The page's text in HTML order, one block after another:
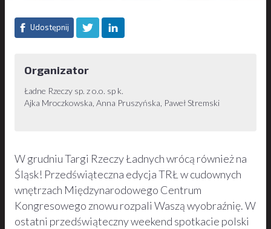
Udostępnij
Organizator
Ładne Rzeczy sp. z o.o. sp k.
Ajka Mroczkowska, Anna Pruszyńska, Paweł Stremski
W grudniu Targi Rzeczy Ładnych wrócą również na
Śląsk! Przedświąteczna edycja TRŁ w cudownych
wnętrzach Międzynarodowego Centrum
Kongresowego znowu rozpali Waszą wyobraźnię. W
ostatni przedświąteczny weekend spotkacie polski